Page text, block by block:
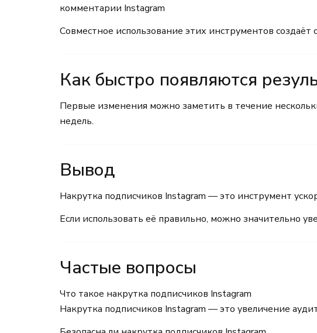
комментарии Instagram
Совместное использование этих инструментов
Как быстро появляются
Первые изменения можно заметить в течение
недель.
Вывод
Накрутка подписчиков Instagram — это инструмент
Если использовать её правильно, можно значительно
Частые вопросы
Что такое накрутка подписчиков Instagram
Накрутка подписчиков Instagram — это увеличение